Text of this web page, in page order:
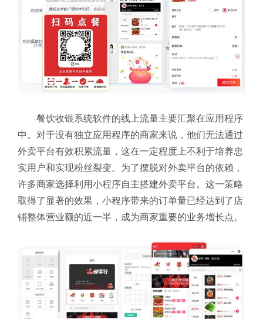
餐饮收银系统软件的线上流量主要汇聚在应用程序
中。对于没有独立应用程序的商家来说，他们无法通过
外卖平台有效积累流量，这在一定程度上不利于培养忠
实用户和实现粉丝裂变。为了摆脱对外卖平台的依赖，
许多商家选择利用小程序自主搭建外卖平台。这一策略
取得了显著的效果，小程序带来的订单量已经达到了店
铺整体营业额的近一半，成为商家重要的业务增长点。